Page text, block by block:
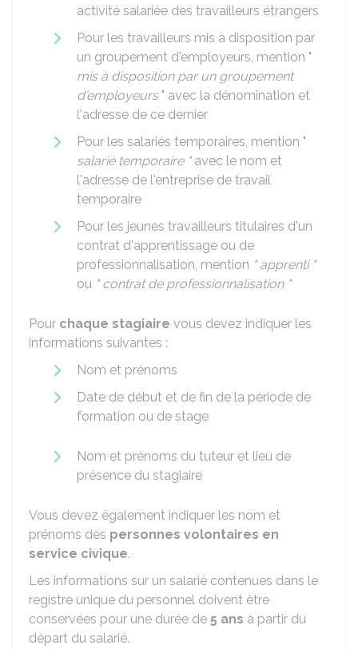
activité salariée des travailleurs étrangers
Pour les travailleurs mis à disposition par
un groupement d'employeurs, mention "
mis à disposition par un groupement
d'employeurs " avec la dénomination et
l'adresse de ce dernier
Pour les salariés temporaires, mention "
salarié temporaire "avec le nom et
l'adresse de l'entreprise de travail
temporaire
Pour les jeunes travailleurs titulaires d'un
contrat d'apprentissage ou de
professionnalisation, mention " apprenti "
ou " contrat de professionnalisation "
Pour chaque stagiaire vous devez indiquer les
informations suivantes :
Nom et prénoms
Date de début et de fin de la période de
formation ou de stage
Nom et prénoms du tuteur et lieu de
présence du stagiaire
Vous devez également indiquer les nom et
prénoms des personnes volontaires en
service civique.
Les informations sur un salarié contenues dans le
registre unique du personnel doivent être
conservées pour une durée de 5 ans à partir du
départ du salarié.